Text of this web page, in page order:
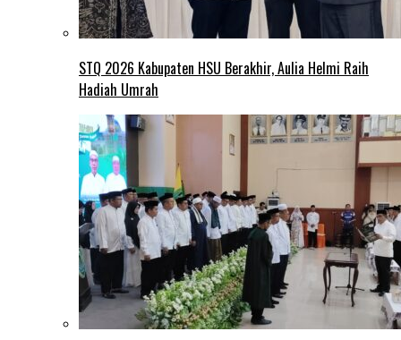
STQ 2026 Kabupaten HSU Berakhir, Aulia Helmi Raih
Hadiah Umrah